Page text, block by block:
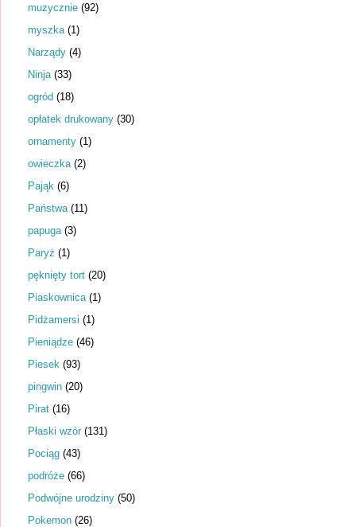
muzycznie (92)
myszka (1)
Narządy (4)
Ninja (33)
ogród (18)
opłatek drukowany (30)
ornamenty (1)
owieczka (2)
Pająk (6)
Państwa (11)
papuga (3)
Paryż (1)
pęknięty tort (20)
Piaskownica (1)
Pidżamersi (1)
Pieniądze (46)
Piesek (93)
pingwin (20)
Pirat (16)
Płaski wzór (131)
Pociąg (43)
podróże (66)
Podwójne urodziny (50)
Pokemon (26)